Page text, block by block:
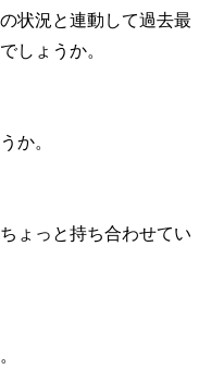
状況と連動して過去最
しょうか。
か。
ょっと持ち合わせてい